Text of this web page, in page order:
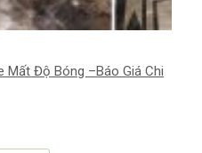
Mất Độ Bóng –Báo Giá Chi